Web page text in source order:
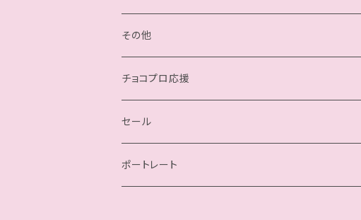
桐原季子
四ツ葉ミヤ
沙也加
瀬戸ノノカ
高梨将弘／Masahiro Takanashi
我闘雲舞／Gatoh Move
その他
チョコプロ応援
セール
ポートレート